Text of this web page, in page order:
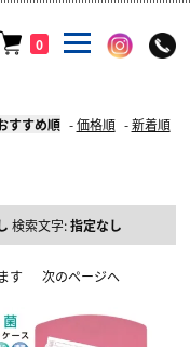
0
すすめ順 -価格順 -新着順
検索文字:指定なし
す 次のページへ